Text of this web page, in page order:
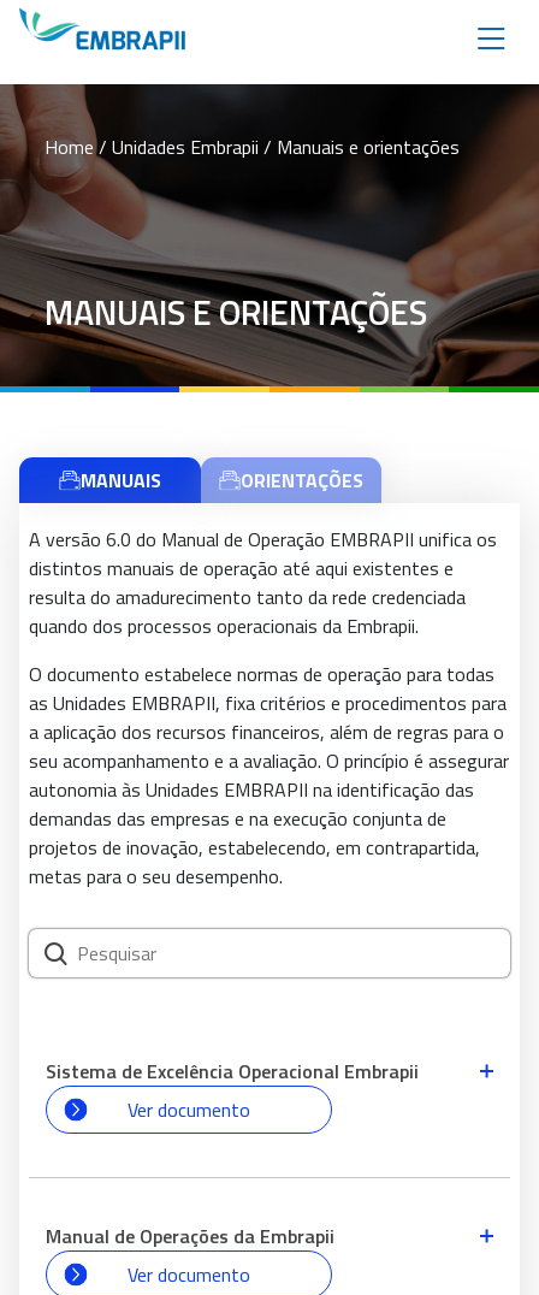
Home/ Unidades Embrapii / Manuais e orientações
MANUAIS E ORIENTAÇÕES
MANUAIS ORIENTAÇÕES
A versão 6.0 do Manual de Operação EMBRAPII unifica os
distintos manuais de operação até aqui existentes e
resulta do amadurecimento tanto da rede credenciada
quando dos processos operacionais da Embrapii.
O documento estabelece normas de operação para todas
as Unidades EMBRAPII, fixa critérios e procedimentos para
a aplicação dos recursos financeiros, além de regras para o
seu acompanhamento e a avaliação. O princípio é assegurar
autonomia às Unidades EMBRAPII na identificação das
demandas das empresas e na execução conjunta de
projetos de inovação, estabelecendo, em contrapartida,
metas para o seu desempenho.
Sistema de Excelência Operacional Embrapii
Ver documento
Manual de Operações da Embrapii
Ver documento